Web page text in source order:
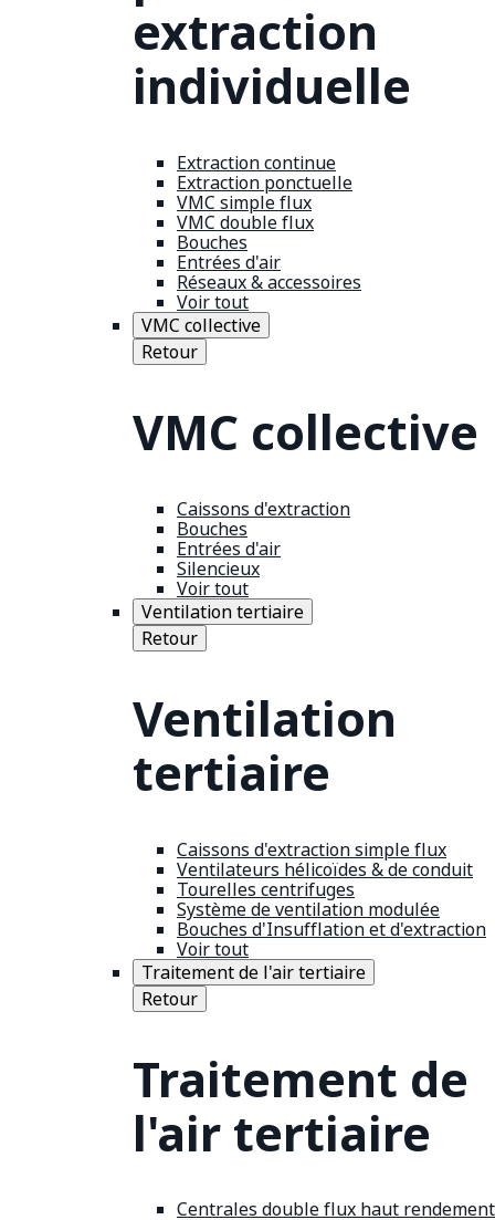
extraction
individuelle
Extraction continue
Extraction ponctuelle
VMC simple flux
VMC double flux
Bouches
Entrées d'air
Réseaux & accessoires
Voir tout
VMC collective
Retour
VMC collective
Caissons d'extraction
Bouches
Entrées d'air
Silencieux
Voir tout
Ventilation tertiaire
Retour
Ventilation
tertiaire
Caissons d'extraction simple flux
Ventilateurs hélicoïdes & de conduit
Tourelles centrifuges
Système de ventilation modulée
Bouches d'Insufflation et d'extraction
Voir tout
Traitement de l'air tertiaire
Retour
Traitement de
l'air tertiaire
Centrales double flux haut rendement